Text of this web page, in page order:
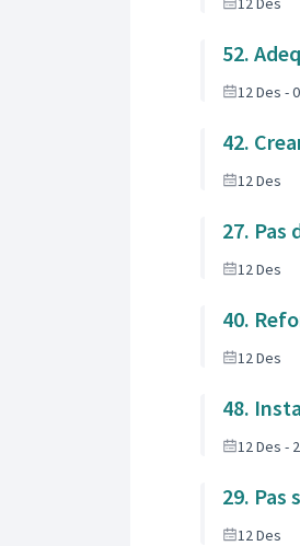
52.
12 Des -
42.
12 Des
27. Pas
12 Des
40.
12 Des
48.
12 Des -
29. Pas
12 Des